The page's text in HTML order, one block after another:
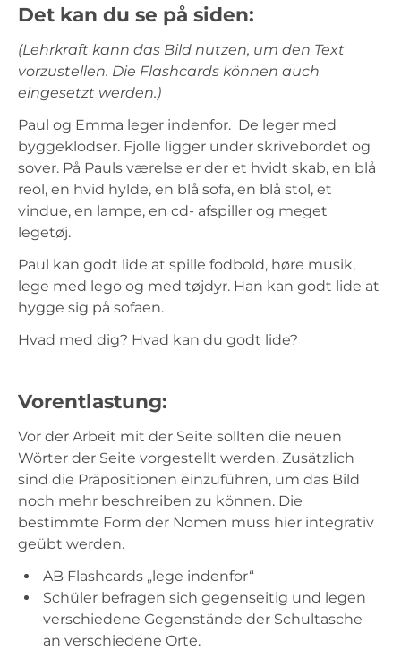
Det kan du se på siden:
(Lehrkraft kann das Bild nutzen, um den Text
vorzustellen. Die Flashcards können auch
eingesetzt werden.)
Paul og Emma leger indenfor. De leger med
byggeklodser. Fjolle ligger under skrivebordet og
sover. På Pauls værelse er der et hvidt skab, en blå
reol, en hvid hylde, en blå sofa, en blå stol, et
vindue, en lampe, en cd- afspiller og meget
legetøj.
Paul kan godt lide at spille fodbold, høre musik,
lege med lego og med tøjdyr. Han kan godt lide at
hygge sig på sofaen.
Hvad med dig? Hvad kan du godt lide?
Vorentlastung:
Vor der Arbeit mit der Seite sollten die neuen
Wörter der Seite vorgestellt werden. Zusätzlich
sind die Präpositionen einzuführen, um das Bild
noch mehr beschreiben zu können. Die
bestimmte Form der Nomen muss hier integrativ
geübt werden.
AB Flashcards „lege indenfor“
Schüler befragen sich gegenseitig und legen
verschiedene Gegenstände der Schultasche
an verschiedene Orte.